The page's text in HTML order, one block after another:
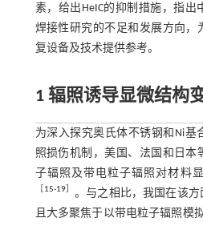
素，给出HeIC的抑制措施，指出
焊接性研究的不足和发展方向，
复设备及技术提供参考。
1 辐照诱导显微结构
为深入探究奥氏体不锈钢和Ni基
照损伤机制，美国、法国和日本
子辐照及带电粒子辐照对材料
［15-19］ 。与之相比，我国在该方
且大多聚焦于以带电粒子辐照模